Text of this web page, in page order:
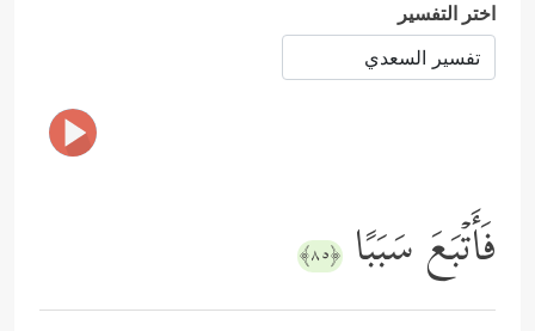
اختر التفسير
فَأَتۡبَعَ سَبَبًا ﴿٨٥﴾